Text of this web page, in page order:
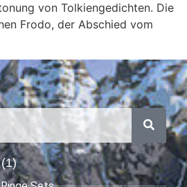
von Tolkiengedichten. Die
Frodo, der Abschied vom